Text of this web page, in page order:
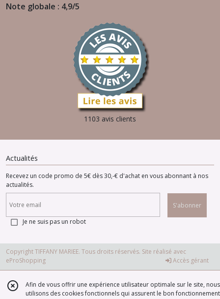
Note globale : 4,9/5
1103 avis clients
Actualités
Recevez un code promo de 5€ dès 30,-€ d'achat en vous abonnant à nos
actualités.
S'abonner
Je ne suis pas un robot
Copyright TIFFANY MARIEE. Tous droits réservés. Site réalisé avec
eProShopping
Accès gérant
Afin de vous offrir une expérience utilisateur optimale sur le site, nous
utilisons des cookies fonctionnels qui assurent le bon fonctionnement